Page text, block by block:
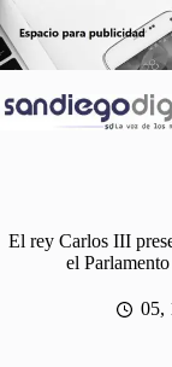
al
contenido
El rey Carlos III
el
05,